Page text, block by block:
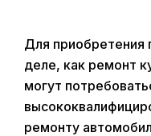
Для приобретения
деле, как ремонт
могут
ремонту